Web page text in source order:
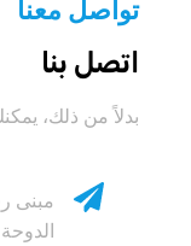
تواصل معنا
اتصل بنا
بدلاً من ذلك،